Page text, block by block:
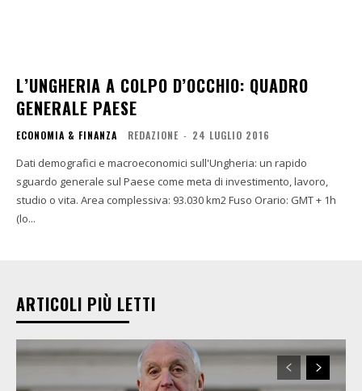
L’UNGHERIA A COLPO D’OCCHIO: QUADRO
GENERALE PAESE
ECONOMIA & FINANZA REDAZIONE - 24 LUGLIO 2016
Dati demografici e macroeconomici sull'Ungheria: un rapido
sguardo generale sul Paese come meta di investimento, lavoro,
studio o vita. Area complessiva: 93.030 km2 Fuso Orario: GMT + 1h
(lo...
ARTICOLI PIÙ LETTI